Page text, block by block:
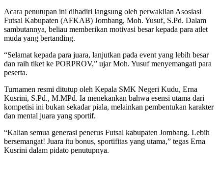
Acara penutupan ini dihadiri langsung oleh perwakilan Asosiasi
Futsal Kabupaten (AFKAB) Jombang, Moh. Yusuf, S.Pd. Dalam
sambutannya, beliau memberikan motivasi besar kepada para atlet
muda yang bertanding.
“Selamat kepada para juara, lanjutkan pada event yang lebih besar
dan raih tiket ke PORPROV,” ujar Moh. Yusuf menyemangati para
peserta.
Turnamen resmi ditutup oleh Kepala SMK Negeri Kudu, Erna
Kusrini, S.Pd., M.MPd. Ia menekankan bahwa esensi utama dari
kompetisi ini bukan sekadar piala, melainkan pembentukan karakter
dan mental juara yang sportif.
“Kalian semua generasi penerus Futsal kabupaten Jombang. Lebih
bersemangat! Juara itu bonus, sportifitas yang utama,” tegas Erna
Kusrini dalam pidato penutupnya.